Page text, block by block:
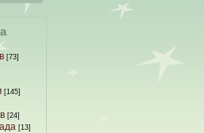
[73]
[145]
[24]
[13]